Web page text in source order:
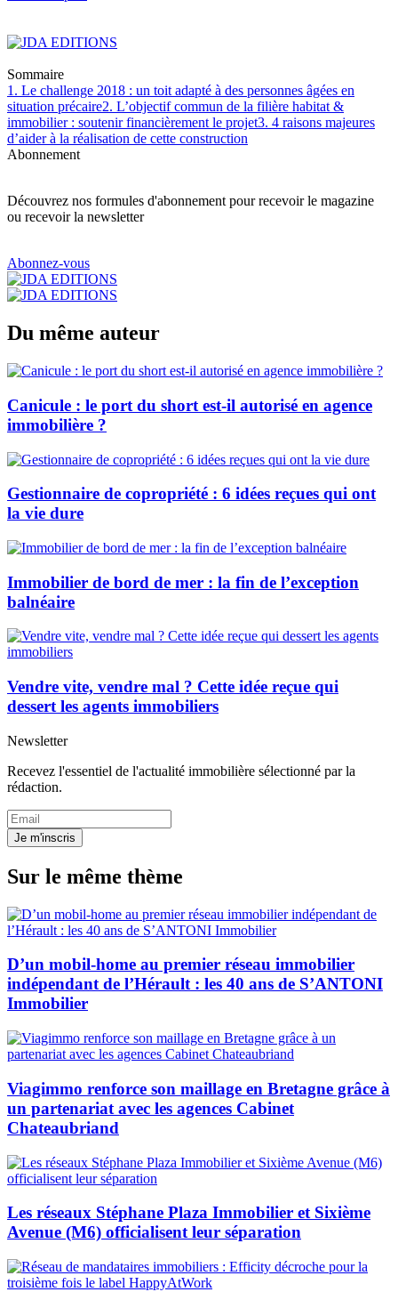
Sommaire
1. Le challenge 2018 : un toit adapté à des personnes âgées en
situation précaire2. L’objectif commun de la filière habitat &
immobilier : soutenir financièrement le projet3. 4 raisons majeures
d’aider à la réalisation de cette construction
Abonnement
Découvrez nos formules d'abonnement pour recevoir le magazine
ou recevoir la newsletter
Abonnez-vous
Du même auteur
Canicule : le port du short est-il autorisé en agence
immobilière ?
Gestionnaire de copropriété : 6 idées reçues qui ont
la vie dure
Immobilier de bord de mer : la fin de l’exception
balnéaire
Vendre vite, vendre mal ? Cette idée reçue qui
dessert les agents immobiliers
Newsletter
Recevez l'essentiel de l'actualité immobilière sélectionné par la
rédaction.
Je m'inscris
Sur le même thème
D’un mobil-home au premier réseau immobilier
indépendant de l’Hérault : les 40 ans de S’ANTONI
Immobilier
Viagimmo renforce son maillage en Bretagne grâce à
un partenariat avec les agences Cabinet
Chateaubriand
Les réseaux Stéphane Plaza Immobilier et Sixième
Avenue (M6) officialisent leur séparation